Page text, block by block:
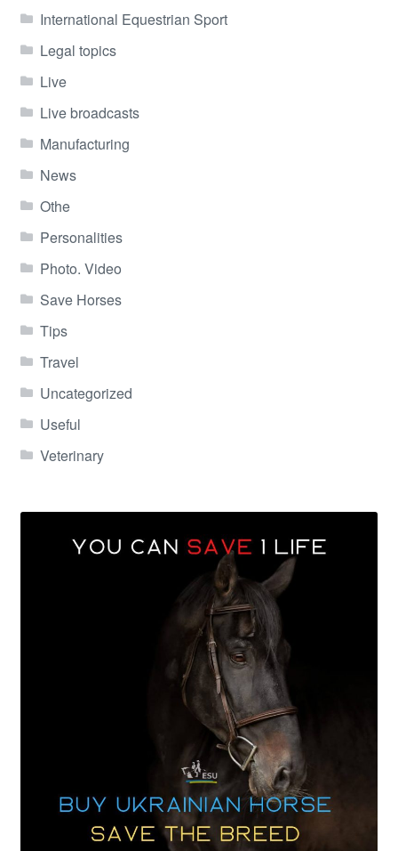
International Equestrian Sport
Legal topics
Live
Live broadcasts
Manufacturing
News
Othe
Personalities
Photo. Video
Save Horses
Tips
Travel
Uncategorized
Useful
Veterinary